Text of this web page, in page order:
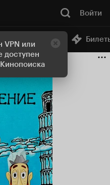
VPN или
доступен
Войти
кинотеатр